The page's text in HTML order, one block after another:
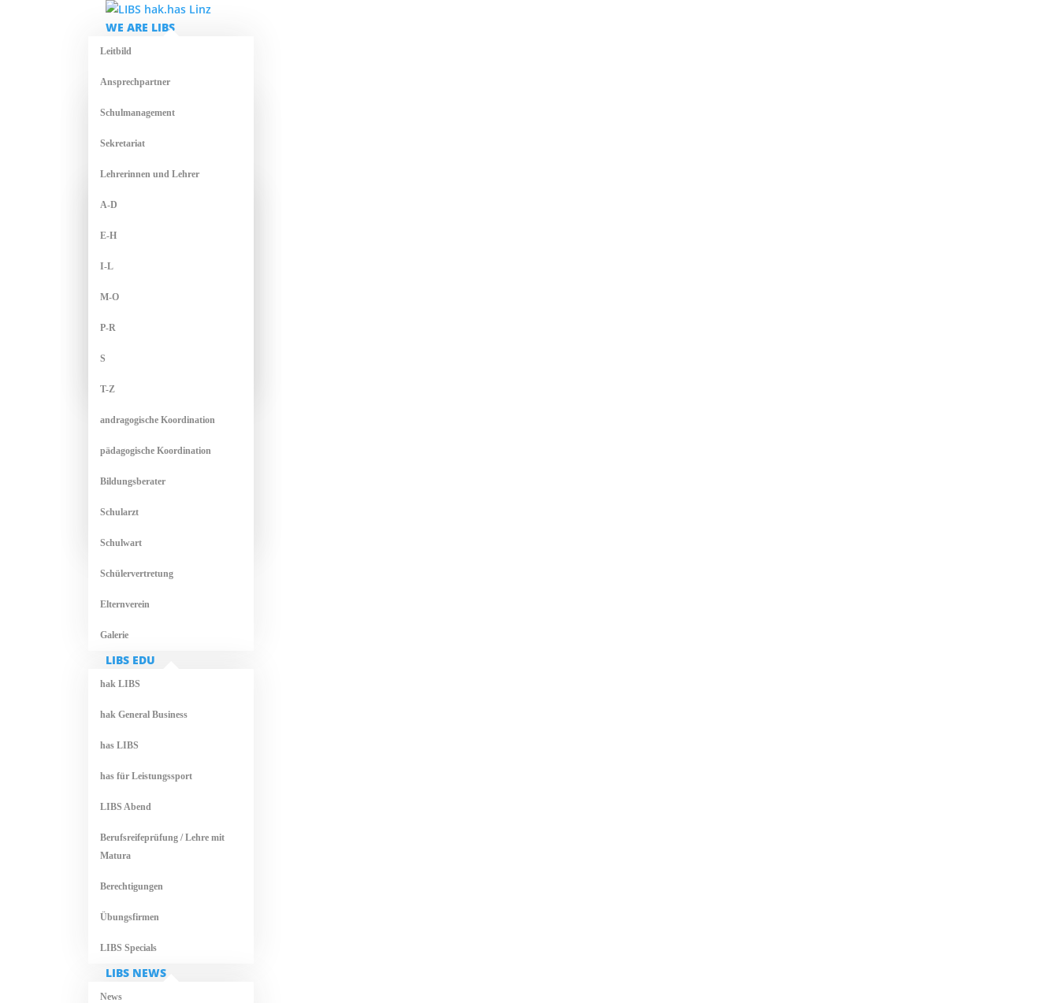
WE ARE LIBS
Leitbild
Ansprechpartner
Schulmanagement
Sekretariat
Lehrerinnen und Lehrer
A-D
E-H
I-L
M-O
P-R
S
T-Z
andragogische Koordination
pädagogische Koordination
Bildungsberater
Schularzt
Schulwart
Schülervertretung
Elternverein
Galerie
LIBS EDU
hak LIBS
hak General Business
has LIBS
has für Leistungssport
LIBS Abend
Berufsreifeprüfung / Lehre mit
Matura
Berechtigungen
Übungsfirmen
LIBS Specials
LIBS NEWS
News